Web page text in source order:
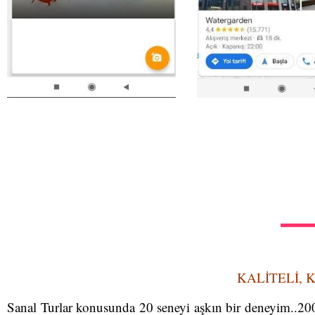
KALİTELİ,
Sanal Turlar konusunda 20 seneyi aşkın bir